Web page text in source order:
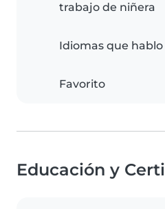
trabajo de niñera
Idiomas que hablo
Favorito
Educación y